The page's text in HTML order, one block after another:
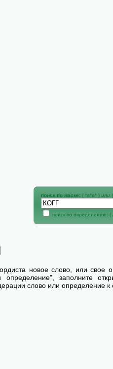
поиск по маске: ( *а*о* ) или
поиск по определению: (
новое слово, или свое
заполните
слово или определение к